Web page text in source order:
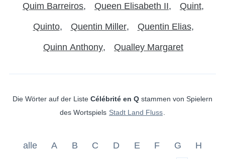
Quim Barreiros Queen Elisabeth II Quint
Quinto Quentin Miller Quentin Elias
Quinn Anthony Qualley Margaret
Die Wörter auf der Liste Célébrité en Q stammen von Spielern
des Wortspiels Stadt Land Fluss
alle A B C D E F G
H